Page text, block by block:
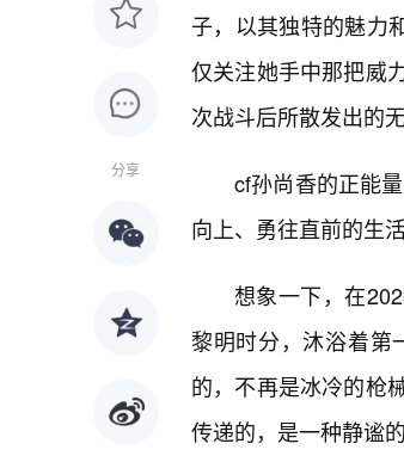
分享
子，以其独特的魅力
仅关注她手中那把威
次战斗后所散发出的
cf孙尚香的正能
向上、勇往直前的生
想象一下，在
黎明时分，沐浴着第
的，不再是冰冷的枪
传递的，是一种静谧